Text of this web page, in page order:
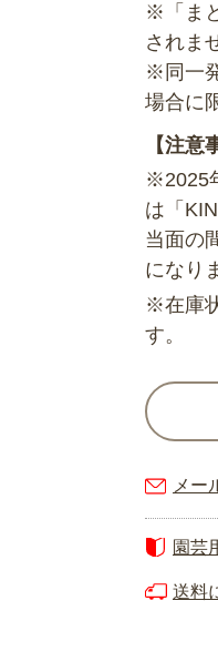
※「ま
されま
※同一
場合に
【注意
※2025
は「
当面の
になり
※在庫
す。
メー
園芸
送料